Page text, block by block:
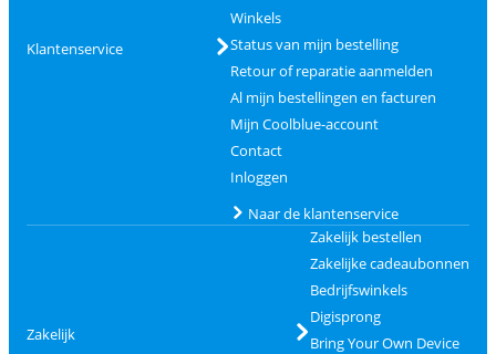
Klantenservice
Winkels
Status van mijn bestelling
Retour of reparatie aanmelden
Al mijn bestellingen en facturen
Mijn Coolblue-account
Contact
Inloggen
Naar de klantenservice
Zakelijk
Zakelijk bestellen
Zakelijke cadeaubonnen
Bedrijfswinkels
Digisprong
Bring Your Own Device